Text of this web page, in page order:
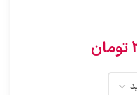
تومان